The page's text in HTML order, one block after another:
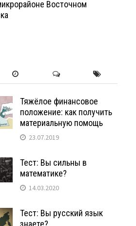
Восточном
Тяжёлое финансовое
положение: как получить
материальную помощь
23.07.2019
Тест: Вы сильны в
математике?
14.03.2020
Тест: Вы русский язык
знаете?